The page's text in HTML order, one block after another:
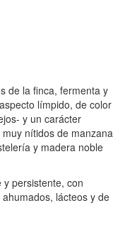
de la finca, fermenta y
límpido, de color
y un carácter
nítidos de manzana
y madera noble
persistente, con
lácteos y de